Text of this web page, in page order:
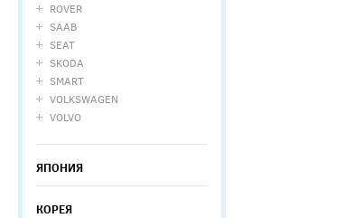
ROVER
SAAB
SEAT
SKODA
SMART
VOLKSWAGEN
VOLVO
ЯПОНИЯ
КОРЕЯ